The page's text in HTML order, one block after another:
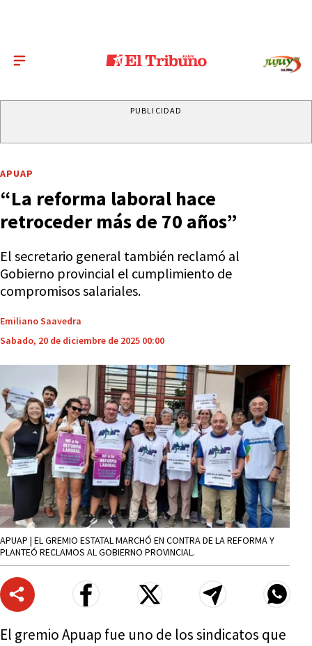
PUBLICIDAD
APUAP
“La reforma laboral hace
retroceder más de 70 años”
El secretario general también reclamó al
Gobierno provincial el cumplimiento de
compromisos salariales.
Emiliano Saavedra
Sabado, 20 de diciembre de 2025 00:00
APUAP | EL GREMIO ESTATAL MARCHÓ EN CONTRA DE LA REFORMA Y
PLANTEÓ RECLAMOS AL GOBIERNO PROVINCIAL.
El gremio Apuap fue uno de los sindicatos que